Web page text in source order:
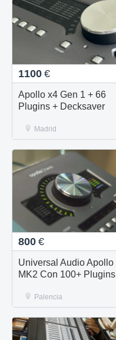
1100 €
Apollo x4 Gen 1 + 66
Plugins + Decksaver
Madrid
800 €
Universal Audio Apollo
MK2 Con 100+ Plugins
Palencia